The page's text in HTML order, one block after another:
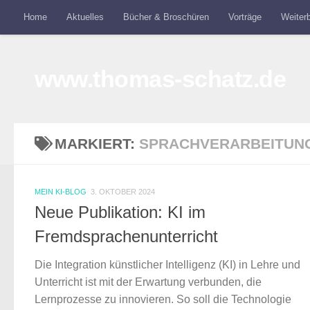
Unter dem Inhalt
Home Aktuelles Bücher & Broschüren Vorträge
MARKIERT:
MEIN KI-BLOG 3. OKTOBER 2024
Neue Publikation: KI im
Fremdsprachenunterricht
Die Integration künstlicher Intelligenz (KI) in Lehre und
Unterricht ist mit der Erwartung verbunden, die
Lernprozesse zu innovieren. So soll die Technologie